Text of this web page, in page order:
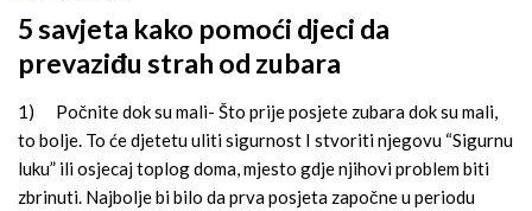
5 savjeta kako pomoći djeci da
prevaziđu strah od zubara
1) Počnite dok su mali- Što prije posjete zubara dok su mali,
to bolje. To će djetetu uliti sigurnost I stvoriti njegovu “Sigurnu
luku” ili osjecaj toplog doma, mjesto gdje njihovi problem biti
zbrinuti. Najbolje bi bilo da prva posjeta započne u periodu